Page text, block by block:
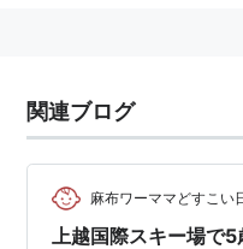
関連ブログ
麻布ワーママどすこい
上越国際スキー場で